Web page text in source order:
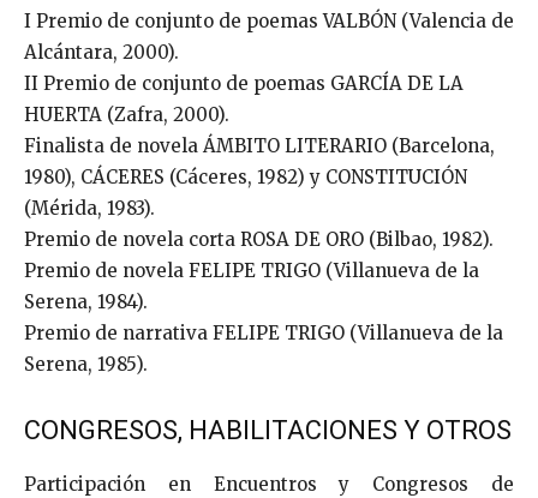
I Premio de conjunto de poemas VALBÓN (Valencia de
Alcántara, 2000).
II Premio de conjunto de poemas GARCÍA DE LA
HUERTA (Zafra, 2000).
Finalista de novela ÁMBITO LITERARIO (Barcelona,
1980), CÁCERES (Cáceres, 1982) y CONSTITUCIÓN
(Mérida, 1983).
Premio de novela corta ROSA DE ORO (Bilbao, 1982).
Premio de novela FELIPE TRIGO (Villanueva de la
Serena, 1984).
Premio de narrativa FELIPE TRIGO (Villanueva de la
Serena, 1985).
CONGRESOS, HABILITACIONES Y OTROS
Participación en Encuentros y Congresos de